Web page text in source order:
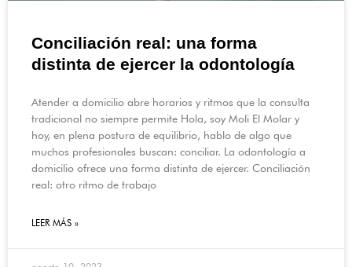
Conciliación real: una forma
distinta de ejercer la odontología
Atender a domicilio abre horarios y ritmos que la consulta
tradicional no siempre permite Hola, soy Moli El Molar y
hoy, en plena postura de equilibrio, hablo de algo que
muchos profesionales buscan: conciliar. La odontología a
domicilio ofrece una forma distinta de ejercer. Conciliación
real: otro ritmo de trabajo
LEER MÁS »